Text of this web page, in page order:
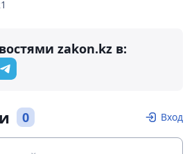
zakon.kz в:
0 Вход